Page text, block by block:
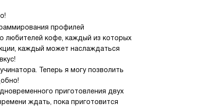
профилей
любителей кофе, каждый из которых
каждый может наслаждаться
Теперь я могу позволить
приготовления двух
ждать, пока приготовится